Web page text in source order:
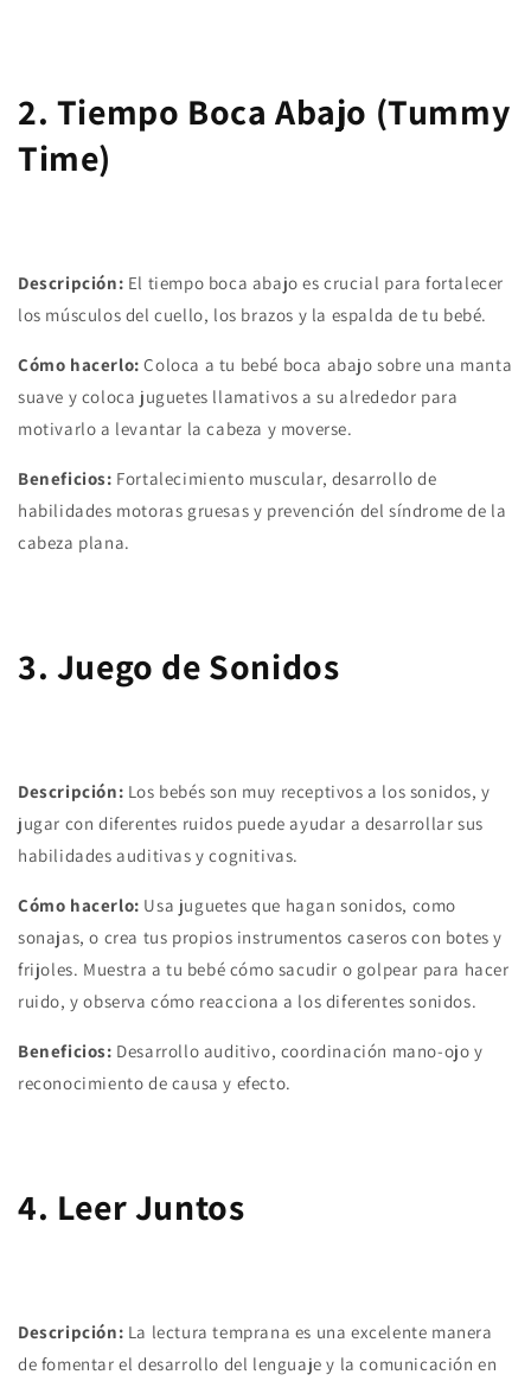
2. Tiempo Boca Abajo (Tummy
Time)
Descripción: El tiempo boca abajo es crucial para fortalecer
los músculos del cuello, los brazos y la espalda de tu bebé.
Cómo hacerlo: Coloca a tu bebé boca abajo sobre una manta
suave y coloca juguetes llamativos a su alrededor para
motivarlo a levantar la cabeza y moverse.
Beneficios: Fortalecimiento muscular, desarrollo de
habilidades motoras gruesas y prevención del síndrome de la
cabeza plana.
3. Juego de Sonidos
Descripción: Los bebés son muy receptivos a los sonidos, y
jugar con diferentes ruidos puede ayudar a desarrollar sus
habilidades auditivas y cognitivas.
Cómo hacerlo: Usa juguetes que hagan sonidos, como
sonajas, o crea tus propios instrumentos caseros con botes y
frijoles. Muestra a tu bebé cómo sacudir o golpear para hacer
ruido, y observa cómo reacciona a los diferentes sonidos.
Beneficios: Desarrollo auditivo, coordinación mano-ojo y
reconocimiento de causa y efecto.
4. Leer Juntos
Descripción: La lectura temprana es una excelente manera
de fomentar el desarrollo del lenguaje y la comunicación en